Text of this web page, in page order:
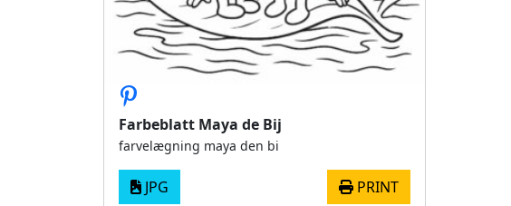
Farbeblatt Maya de Bij
farvelægning maya den bi
JPG PRINT